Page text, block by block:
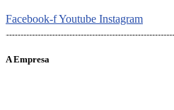
Facebook-fYoutube Instagram
A Empresa